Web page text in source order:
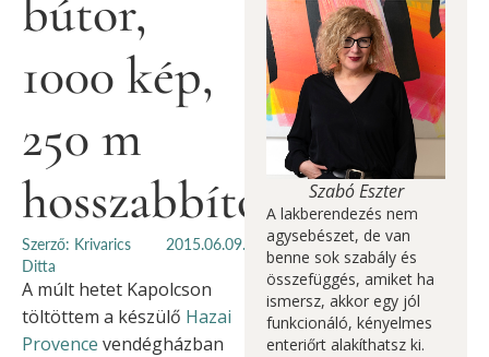
bútor,
1000 kép,
250 m
hosszabbító
Szerző: Krivarics
Ditta
2015.06.09.
A múlt hetet Kapolcson
töltöttem a készülő Hazai
Provence vendégházban
Szabó Eszter
A lakberendezés nem
agysebészet, de van
benne sok szabály és
összefüggés, amiket ha
ismersz, akkor egy jól
funkcionáló, kényelmes
enteriőrt alakíthatsz ki.